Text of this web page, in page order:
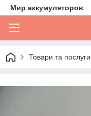
Мир аккумуляторов
Товари та послуги